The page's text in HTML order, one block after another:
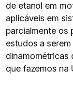
de etanol em
aplicáveis em
parcialmente os
estudos a
dinamométricas
que fazemos na